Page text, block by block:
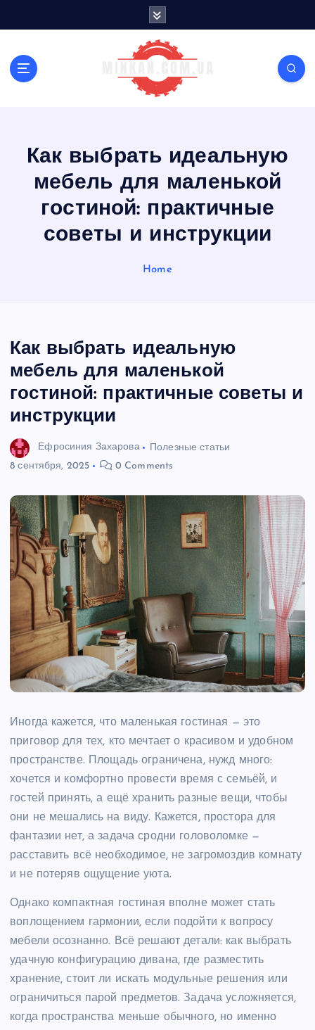
Как выбрать идеальную
мебель для маленькой
гостиной: практичные
советы и инструкции
Home
Как выбрать идеальную
мебель для маленькой
гостиной: практичные советы и
инструкции
Ефросиния Захарова
Полезные статьи
8 сентября, 2025
0 Comments
Иногда кажется, что маленькая гостиная — это
приговор для тех, кто мечтает о красивом и удобном
пространстве. Площадь ограничена, нужд много:
хочется и комфортно провести время с семьёй, и
гостей принять, а ещё хранить разные вещи, чтобы
они не мешались на виду. Кажется, простора для
фантазии нет, а задача сродни головоломке —
расставить всё необходимое, не загромоздив комнату
и не потеряв ощущение уюта.
Однако компактная гостиная вполне может стать
воплощением гармонии, если подойти к вопросу
мебели осознанно. Всё решают детали: как выбрать
удачную конфигурацию дивана, где разместить
хранение, стоит ли искать модульные решения или
ограничиться парой предметов. Задача усложняется,
когда пространства меньше обычного, но именно